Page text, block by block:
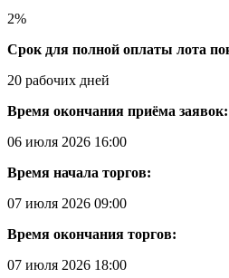
2%
Срок для полной оплаты лота
20 рабочих дней
Время окончания приёма заявок:
06 июля 2026 16:00
Время начала торгов:
07 июля 2026 09:00
Время окончания торгов:
07 июля 2026 18:00